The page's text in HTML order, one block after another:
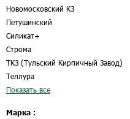
Новомосковский КЗ
Петушинский
Силикат+
Строма
ТКЗ (Тульский Кирпичный Завод)
Теллура
Показать все
Марка :